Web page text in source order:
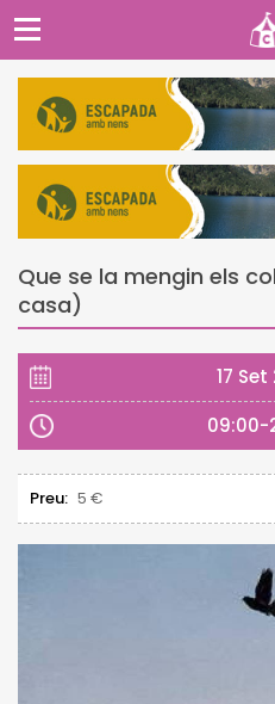
Que se la mengin els
casa)
17
09:00-
Preu: 5 €